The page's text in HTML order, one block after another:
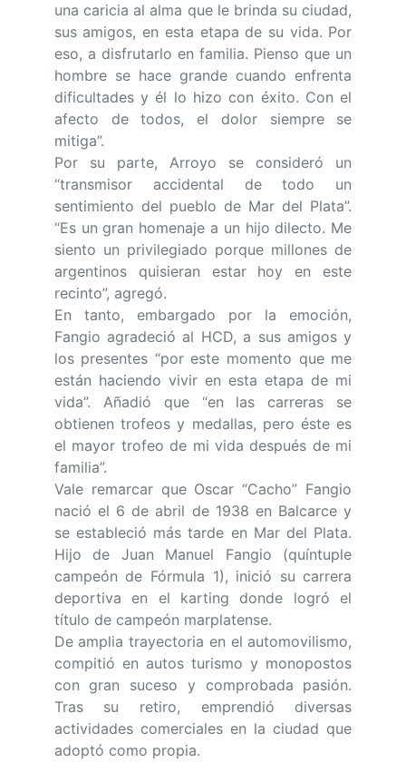
una caricia al alma que le brinda su ciudad,
sus amigos, en esta etapa de su vida. Por
eso, a disfrutarlo en familia. Pienso que un
hombre se hace grande cuando enfrenta
dificultades y él lo hizo con éxito. Con el
afecto de todos, el dolor siempre se
mitiga”.
Por su parte, Arroyo se consideró un
“transmisor accidental de todo un
sentimiento del pueblo de Mar del Plata”.
“Es un gran homenaje a un hijo dilecto. Me
siento un privilegiado porque millones de
argentinos quisieran estar hoy en este
recinto”, agregó.
En tanto, embargado por la emoción,
Fangio agradeció al HCD, a sus amigos y
los presentes “por este momento que me
están haciendo vivir en esta etapa de mi
vida”. Añadió que “en las carreras se
obtienen trofeos y medallas, pero éste es
el mayor trofeo de mi vida después de mi
familia”.
Vale remarcar que Oscar “Cacho” Fangio
nació el 6 de abril de 1938 en Balcarce y
se estableció más tarde en Mar del Plata.
Hijo de Juan Manuel Fangio (quíntuple
campeón de Fórmula 1), inició su carrera
deportiva en el karting donde logró el
título de campeón marplatense.
De amplia trayectoria en el automovilismo,
compitió en autos turismo y monopostos
con gran suceso y comprobada pasión.
Tras su retiro, emprendió diversas
actividades comerciales en la ciudad que
adoptó como propia.